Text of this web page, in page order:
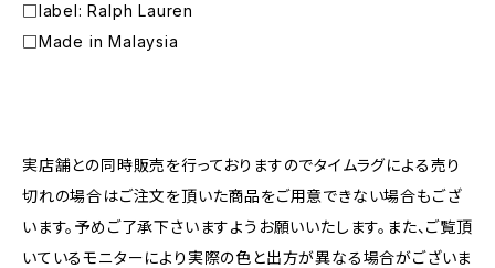
□label: Ralph Lauren
□Made in Malaysia
実店舗との同時販売を行っておりますのでタイムラグによる売り
切れの場合はご注文を頂いた商品をご用意できない場合もござ
います。予めご了承下さいますようお願いいたします。また、ご覧頂
いているモニターにより実際の色と出方が異なる場合がございま